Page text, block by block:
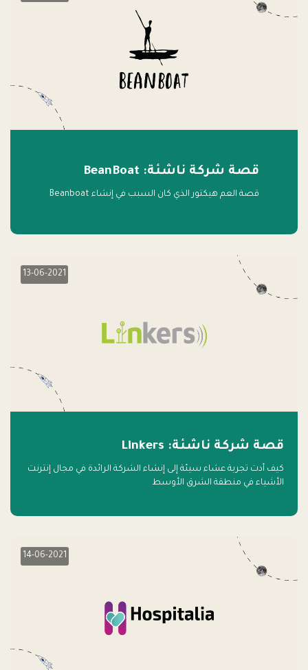
قصة شركة ناشئة: BeanBoat
قصة العم هيكتور الذي كان السبب في إنشاء Beanboat
13-06-2021
قصة شركة ناشئة: Linkers
كيف أدت تجربة عشاء سيئة إلى إنشاء الشركة الرائدة في مجال إنترنت
الأشياء في منطقة الشرق الأوسط
14-06-2021